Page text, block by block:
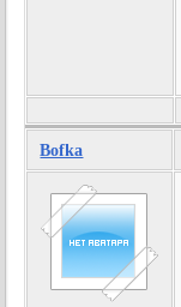
Bofka